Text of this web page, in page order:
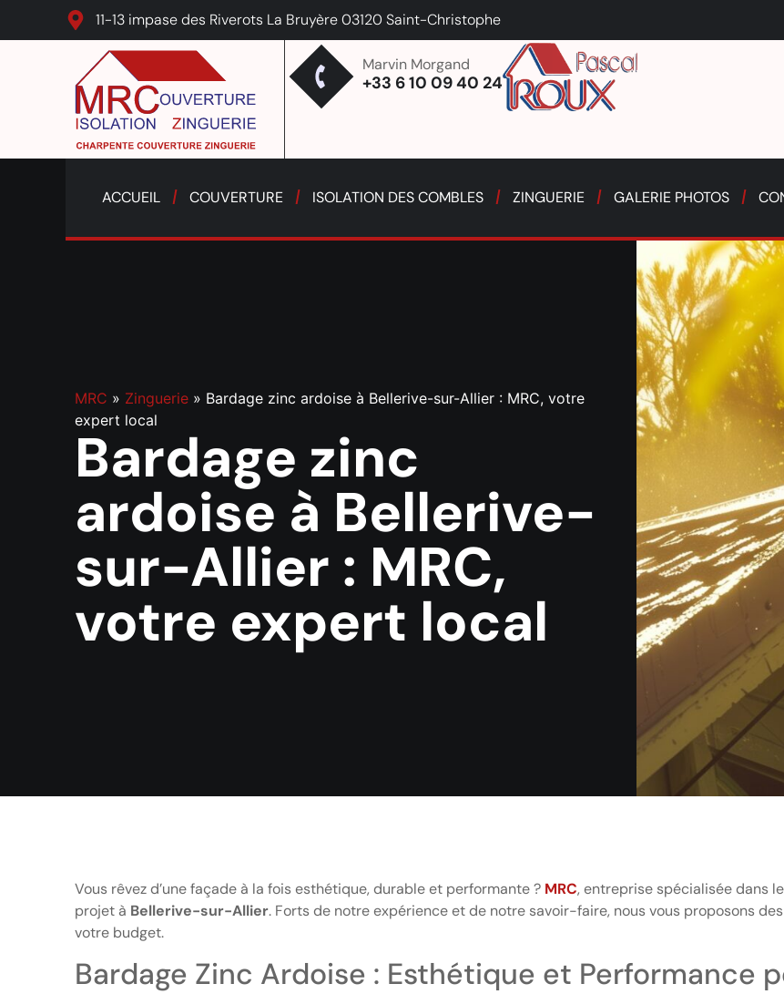
11-13 impase des Riverots La Bruyère 03120 Saint-Christophe
Marvin Morgand
+33 6 10 09 40 24
ACCUEIL COUVERTURE ISOLATION DES COMBLES ZINGUERIE GALERIE PHOTOS
MRC » Zinguerie » Bardage zinc ardoise à Bellerive-sur-Allier : MRC, votre
expert local
Bardage zinc
ardoise à Bellerive-
sur-Allier : MRC,
votre expert local
Vous rêvez d’une façade à la fois esthétique, durable et performante ? MRC, entreprise spécialisée dans le
projet à Bellerive-sur-Allier. Forts de notre expérience et de notre savoir-faire, nous vous proposons
votre budget.
Bardage Zinc Ardoise : Esthétique et Performance